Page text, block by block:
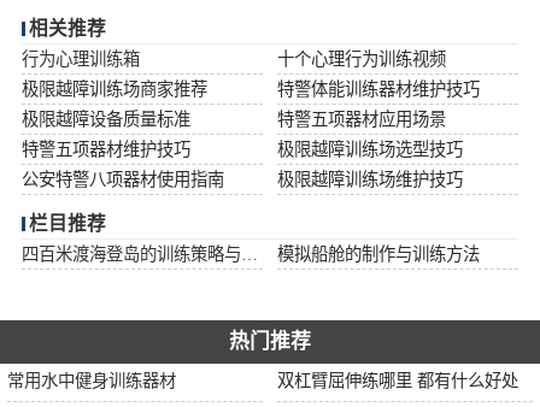
相关推荐
行为心理训练箱
十个心理行为训练视频
极限越障训练场商家推荐
特警体能训练器材维护技巧
极限越障设备质量标准
特警五项器材应用场景
特警五项器材维护技巧
极限越障训练场选型技巧
公安特警八项器材使用指南
极限越障训练场维护技巧
栏目推荐
模拟船舱的制作与训练方法
热门推荐
常用水中健身训练器材 双杠臂屈伸练哪里 都有什么好处
400米障碍器材